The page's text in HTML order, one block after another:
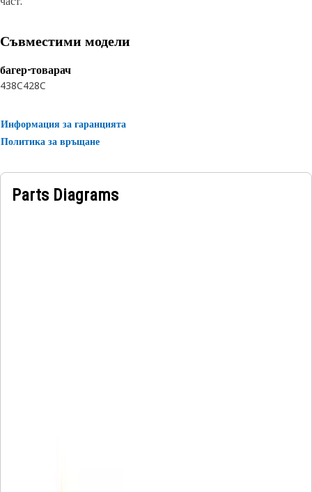
Съвместими модели
багер-товарач
438C428C
Информация за гаранцията
Политика за връщане
Parts Diagrams